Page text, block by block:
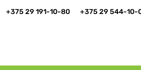
+375 29 191-10-80 +375 29 544-10-